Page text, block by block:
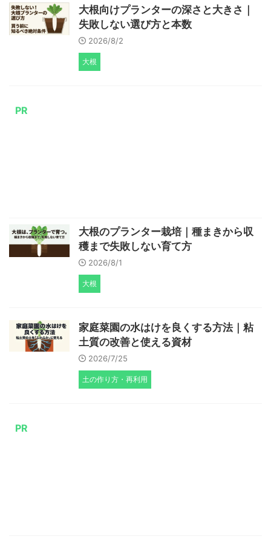
大根向けプランターの深さと大きさ｜
失敗しない選び方と本数
2026/8/2
大根
PR
大根のプランター栽培｜種まきから収
穫まで失敗しない育て方
2026/8/1
大根
家庭菜園の水はけを良くする方法｜粘
土質の改善と使える資材
2026/7/25
土の作り方・再利用
PR